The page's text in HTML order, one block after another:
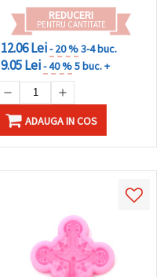
REDUCERI
PENTRU CANTITATE
12.06 Lei- 20 %3-4 buc.
9.05 Lei- 40 %5 buc. +
ADAUGA IN COS